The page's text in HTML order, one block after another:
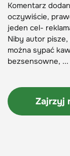
Komentarz
oczywiście,
jeden cel-
Niby autor
można sypać
bezsensowne, ...
Zajrzyj